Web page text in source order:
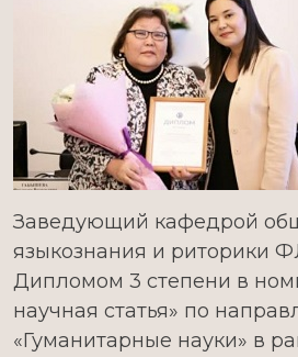
Заведующий кафедрой
языкознания и риторики
Дипломом 3 степени в
научная статья» по
«Гуманитарные науки» в